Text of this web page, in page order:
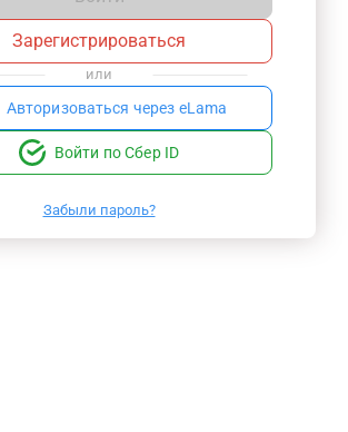
Зарегистрироваться
или
Авторизоваться через eLama
Войти по Сбер ID
Забыли пароль?